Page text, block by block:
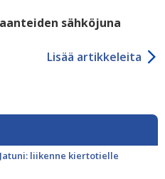
sähköjuna
Lisää artikkeleita
liikenne kiertotielle